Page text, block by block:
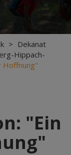
> Dekanat
Hippach-
Hoffnung"
"Ein